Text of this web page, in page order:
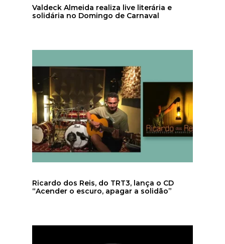
Valdeck Almeida realiza live literária e
solidária no Domingo de Carnaval
Ricardo dos Reis, do TRT3, lança o CD
“Acender o escuro, apagar a solidão”